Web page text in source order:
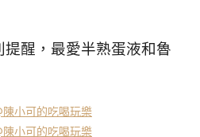
醒，最愛半熟蛋液和魯